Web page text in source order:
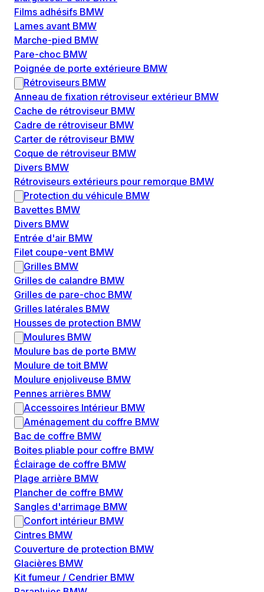
Films adhésifs BMW
Lames avant BMW
Marche-pied BMW
Pare-choc BMW
Poignée de porte extérieure BMW
Rétroviseurs BMW
Anneau de fixation rétroviseur extérieur BMW
Cache de rétroviseur BMW
Cadre de rétroviseur BMW
Carter de rétroviseur BMW
Coque de rétroviseur BMW
Divers BMW
Rétroviseurs extérieurs pour remorque BMW
Protection du véhicule BMW
Bavettes BMW
Divers BMW
Entrée d'air BMW
Filet coupe-vent BMW
Grilles BMW
Grilles de calandre BMW
Grilles de pare-choc BMW
Grilles latérales BMW
Housses de protection BMW
Moulures BMW
Moulure bas de porte BMW
Moulure de toit BMW
Moulure enjoliveuse BMW
Pennes arrières BMW
Accessoires Intérieur BMW
Aménagement du coffre BMW
Bac de coffre BMW
Boites pliable pour coffre BMW
Éclairage de coffre BMW
Plage arrière BMW
Plancher de coffre BMW
Sangles d'arrimage BMW
Confort intérieur BMW
Cintres BMW
Couverture de protection BMW
Glacières BMW
Kit fumeur / Cendrier BMW